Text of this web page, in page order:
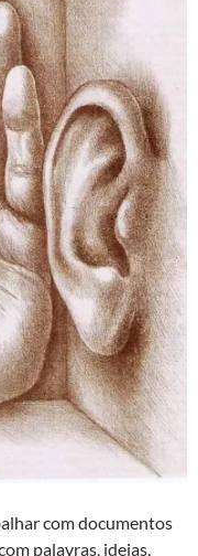
com documentos
palavras, ideias,